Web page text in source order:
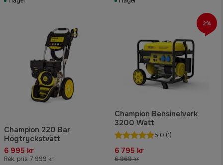
Champion 220 Bar
Högtryckstvätt
6 995 kr
Rek. pris 7 999 kr
Champion Bensinelverk
3200 Watt
5.0 (1)
6 795 kr
6 969 kr
2%